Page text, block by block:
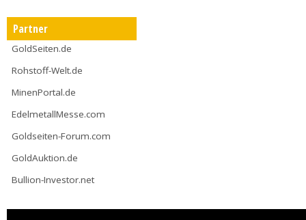
Partner
GoldSeiten.de
Rohstoff-Welt.de
MinenPortal.de
EdelmetallMesse.com
Goldseiten-Forum.com
GoldAuktion.de
Bullion-Investor.net